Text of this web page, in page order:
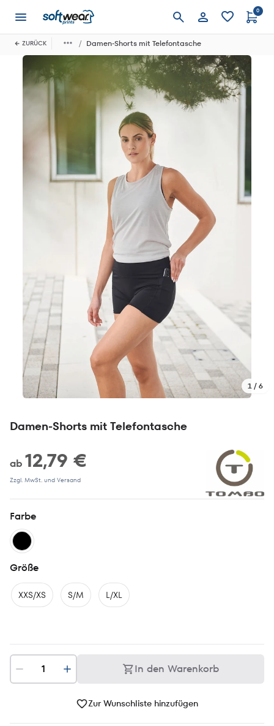
Anmelden
0
ZURÜCK Damen-Shorts mit Telefontasche
1 / 6
Damen-Shorts mit Telefontasche
ab 12,79 €
Zzgl. MwSt. und Versand
Farbe
Größe
XXS/XS S/M L/XL
In den Warenkorb
Zur Wunschliste hinzufügen